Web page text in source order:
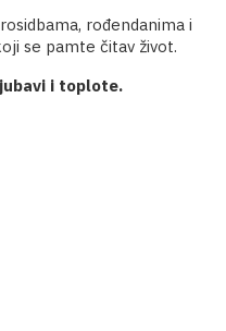
rođendanima i
se pamte čitav život.
i toplote.